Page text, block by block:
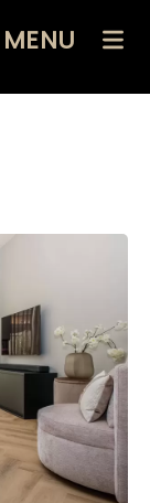
MENU